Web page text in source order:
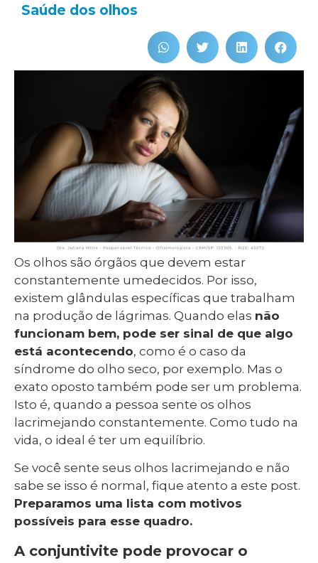
Saúde dos olhos
Os olhos são órgãos que devem estar
constantemente umedecidos. Por isso,
existem glândulas específicas que trabalham
na produção de lágrimas. Quando elas não
funcionam bem, pode ser sinal de que algo
está acontecendo, como é o caso da
síndrome do olho seco, por exemplo. Mas o
exato oposto também pode ser um problema.
Isto é, quando a pessoa sente os olhos
lacrimejando constantemente. Como tudo na
vida, o ideal é ter um equilíbrio.
Se você sente seus olhos lacrimejando e não
sabe se isso é normal, fique atento a este post.
Preparamos uma lista com motivos
possíveis para esse quadro.
A conjuntivite pode provocar o